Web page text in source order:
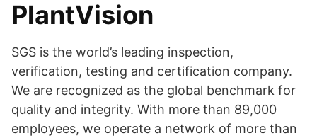
PlantVision
SGS is the world’s leading inspection,
verification, testing and certification company.
We are recognized as the global benchmark for
quality and integrity. With more than 89,000
employees, we operate a network of more than